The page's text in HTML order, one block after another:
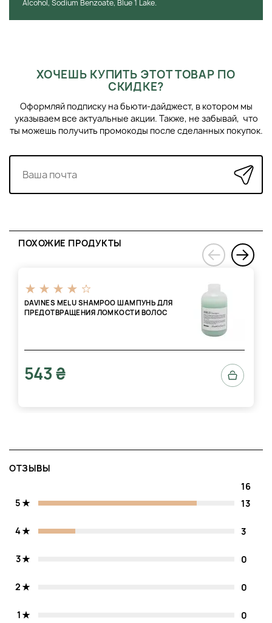
Alcohol, Sodium Benzoate, Blue 1 Lake.
ХОЧЕШЬ КУПИТЬ ЭТОТ ТОВАР ПО
СКИДКЕ?
Оформляй подписку на бьюти-дайджест, в котором мы
указываем все актуальные акции. Также, не забывай, что
ты можешь получить промокоды после сделанных покупок.
ПОХОЖИЕ ПРОДУКТЫ
DAVINES MELU SHAMPOO ШАМПУНЬ ДЛЯ
ПРЕДОТВРАЩЕНИЯ ЛОМКОСТИ ВОЛОС
543 ₴
‹
›
ОТЗЫВЫ
16
5
13
4 3
3 0
2 0
1 0